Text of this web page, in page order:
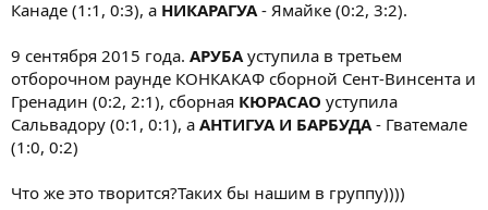
Канаде (1:1, 0:3), а НИКАРАГУА- Ямайке (0:2, 3:2).
9 сентября 2015 года. АРУБАуступила в третьем
отборочном раунде КОНКАКАФ сборной Сент-Винсента и
Гренадин (0:2, 2:1), сборная КЮРАСАО уступила
Сальвадору (0:1, 0:1), а АНТИГУА И БАРБУДА- Гватемале
(1:0, 0:2)
Что же это творится?Таких бы нашим в группу))))